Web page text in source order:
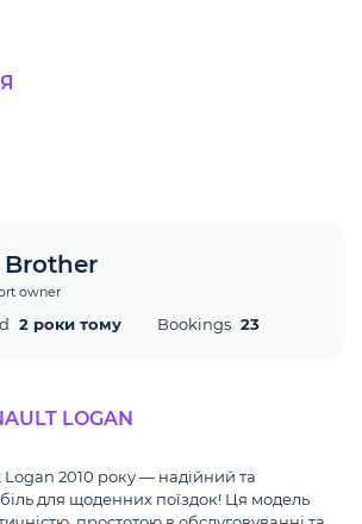
owner
2 роки тому Bookings 23
LOGAN
2010 року — надійний та
для щоденних поїздок! Ця модель